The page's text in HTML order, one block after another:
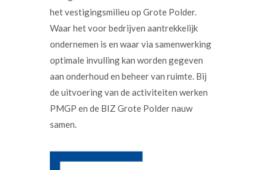
het vestigingsmilieu op Grote Polder.
Waar het voor bedrijven aantrekkelijk
ondernemen is en waar via samenwerking
optimale invulling kan worden gegeven
aan onderhoud en beheer van ruimte. Bij
de uitvoering van de activiteiten werken
PMGP en de BIZ Grote Polder nauw
samen.